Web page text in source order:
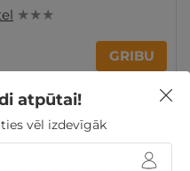
★ ★ ★
GRIBU
Atpūta pie jūras
Atpūta
Dāvanas ar
atpūtai!
vēl izdevīgāk